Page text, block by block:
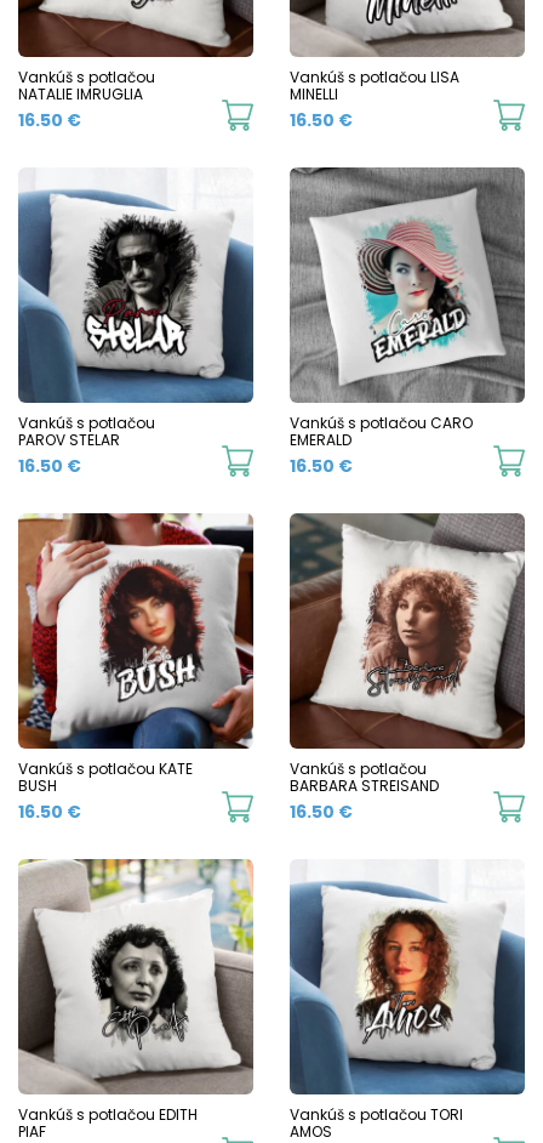
Vankúš s potlačou
NATALIE IMRUGLIA
16.50 €
Vankúš s potlačou LISA
MINELLI
16.50 €
Vankúš s potlačou
PAROV STELAR
16.50 €
Vankúš s potlačou CARO
EMERALD
16.50 €
Vankúš s potlačou KATE
BUSH
16.50 €
Vankúš s potlačou
BARBARA STREISAND
16.50 €
Vankúš s potlačou EDITH
PIAF
Vankúš s potlačou TORI
AMOS